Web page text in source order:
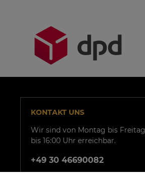
KONTAKT UNS
Wir sind von Montag bis
bis 16:00 Uhr erreichbar.
+49 30 46690082